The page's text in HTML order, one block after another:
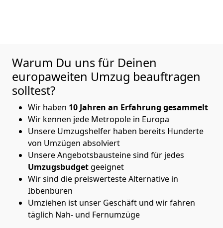
Warum Du uns für Deinen
europaweiten Umzug beauftragen
solltest?
Wir haben 10 Jahren an Erfahrung gesammelt
Wir kennen jede Metropole in Europa
Unsere Umzugshelfer haben bereits Hunderte
von Umzügen absolviert
Unsere Angebotsbausteine sind für jedes
Umzugsbudgetgeeignet
Wir sind die preiswerteste Alternative in
Ibbenbüren
Umziehen ist unser Geschäft und wir fahren
täglich Nah- und Fernumzüge